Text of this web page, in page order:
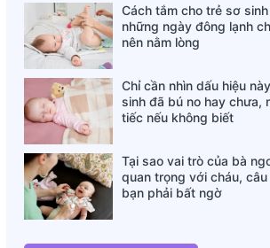
- Đọc kĩ hướng dẫn sử dụng trước khi
- Lưu ý: bảo quản nơi khô ráo, thoáng
ướt và thiếu vệ sinh, tránh ánh nắng trực
Cách tắm cho trẻ sơ
những ngày đông lạnh
nên nằm lòng
Chỉ cần nhìn dấu hiệu
sinh đã bú no hay chưa,
tiếc nếu không biết
Tại sao vai trò của bà
quan trọng với cháu,
bạn phải bất ngờ